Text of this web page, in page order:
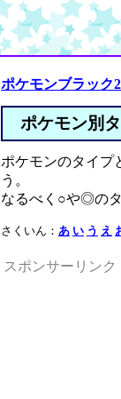
ポケモンブラック
ポケモン別
ポケモンのタイプ
う。
なるべく○や◎の
さくいん： あ い う え
スポンサーリンク